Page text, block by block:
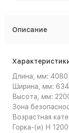
Описание
Длина, мм: 4080
Ширина, мм:
Высота, мм:
Зона
Возрастная
Горка-(и) H